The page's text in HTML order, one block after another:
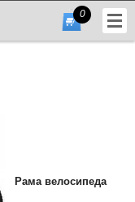
0
Рама велосипеда